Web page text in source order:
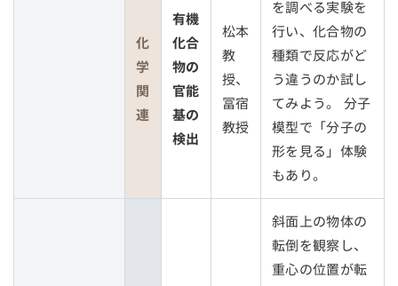
化
学
関
連
有機
化合
物の
官能
基の
検出
松本
教
授、
冨宿
教授
を調べる実験を
行い、化合物の
種類で反応がど
う違うのか試し
てみよう。 分子
模型で「分子の
形を見る」体験
もあり。
斜面上の物体の
転倒を観察し、
重心の位置が転